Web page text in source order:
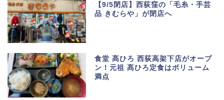
【9/5閉店】西荻窪の「毛糸・手芸
品 きむらや」が閉店へ
食堂 髙ひろ 西荻高架下店がオープ
ン！元祖 髙ひろ定食はボリューム
満点